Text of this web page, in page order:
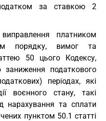
за ставкою 2
платником
порядку, вимог та
50 цього Кодексу,
податкового
періодах, які
воєнного стану, такі
нарахування та сплати
пунктом 50.1 статті